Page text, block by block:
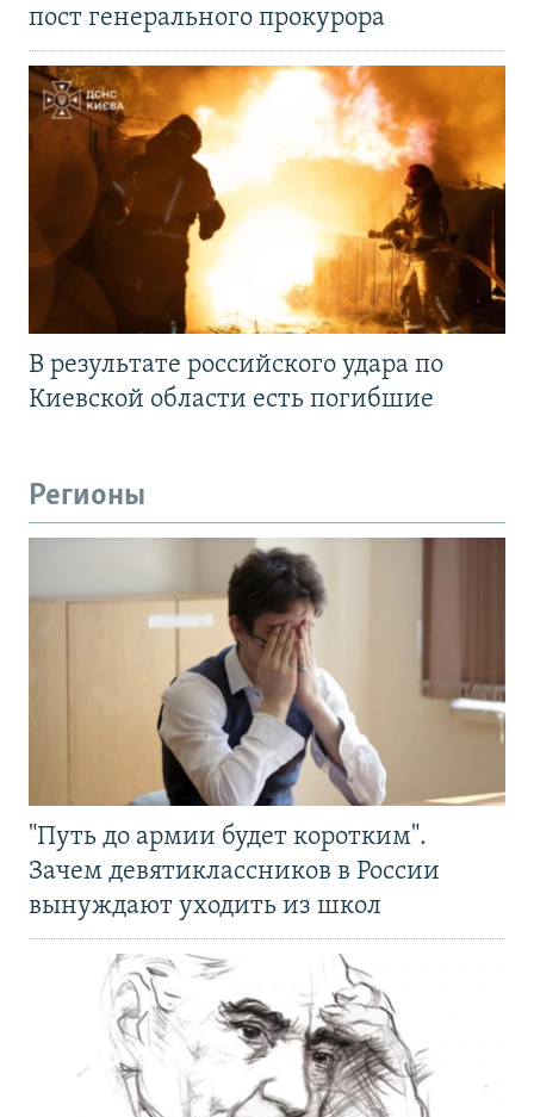
пост генерального прокурора
В результате российского удара по
Киевской области есть погибшие
Регионы
"Путь до армии будет коротким".
Зачем девятиклассников в России
вынуждают уходить из школ